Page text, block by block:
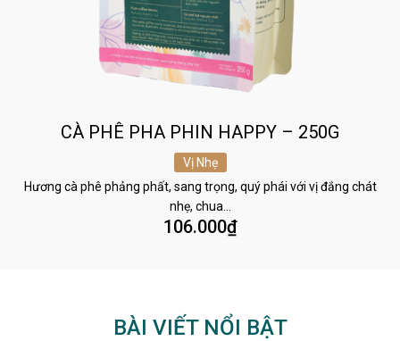
CÀ PHÊ PHA PHIN HAPPY – 250G
Vị Nhẹ
Hương cà phê phảng phất, sang trọng, quý phái với vị đắng chát
nhẹ, chua…
106.000₫
BÀI VIẾT NỔI BẬT